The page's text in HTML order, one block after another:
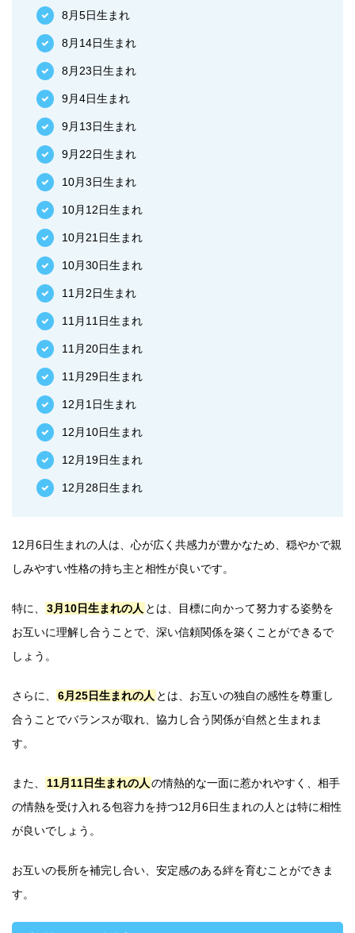
8月5日生まれ
8月14日生まれ
8月23日生まれ
9月4日生まれ
9月13日生まれ
9月22日生まれ
10月3日生まれ
10月12日生まれ
10月21日生まれ
10月30日生まれ
11月2日生まれ
11月11日生まれ
11月20日生まれ
11月29日生まれ
12月1日生まれ
12月10日生まれ
12月19日生まれ
12月28日生まれ
12月6日生まれの人は、心が広く共感力が豊かなため、穏やかで親
しみやすい性格の持ち主と相性が良いです。
特に、 3月10日生まれの人 とは、目標に向かって努力する姿勢を
お互いに理解し合うことで、深い信頼関係を築くことができるで
しょう。
さらに、 6月25日生まれの人 とは、お互いの独自の感性を尊重し
合うことでバランスが取れ、協力し合う関係が自然と生まれま
す。
また、 11月11日生まれの人の情熱的な一面に惹かれやすく、相手
の情熱を受け入れる包容力を持つ12月6日生まれの人とは特に相性
が良いでしょう。
お互いの長所を補完し合い、安定感のある絆を育むことができま
す。